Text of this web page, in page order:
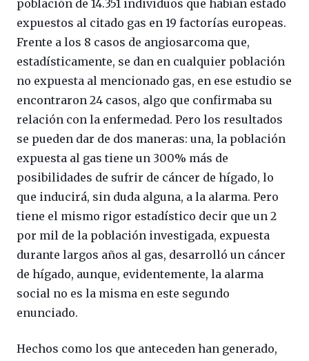
población de 14.351 individuos que habían estado
expuestos al citado gas en 19 factorías europeas.
Frente a los 8 casos de angiosarcoma que,
estadísticamente, se dan en cualquier población
no expuesta al mencionado gas, en ese estudio se
encontraron 24 casos, algo que confirmaba su
relación con la enfermedad. Pero los resultados
se pueden dar de dos maneras: una, la población
expuesta al gas tiene un 300% más de
posibilidades de sufrir de cáncer de hígado, lo
que inducirá, sin duda alguna, a la alarma. Pero
tiene el mismo rigor estadístico decir que un 2
por mil de la población investigada, expuesta
durante largos años al gas, desarrolló un cáncer
de hígado, aunque, evidentemente, la alarma
social no es la misma en este segundo
enunciado.
Hechos como los que anteceden han generado,